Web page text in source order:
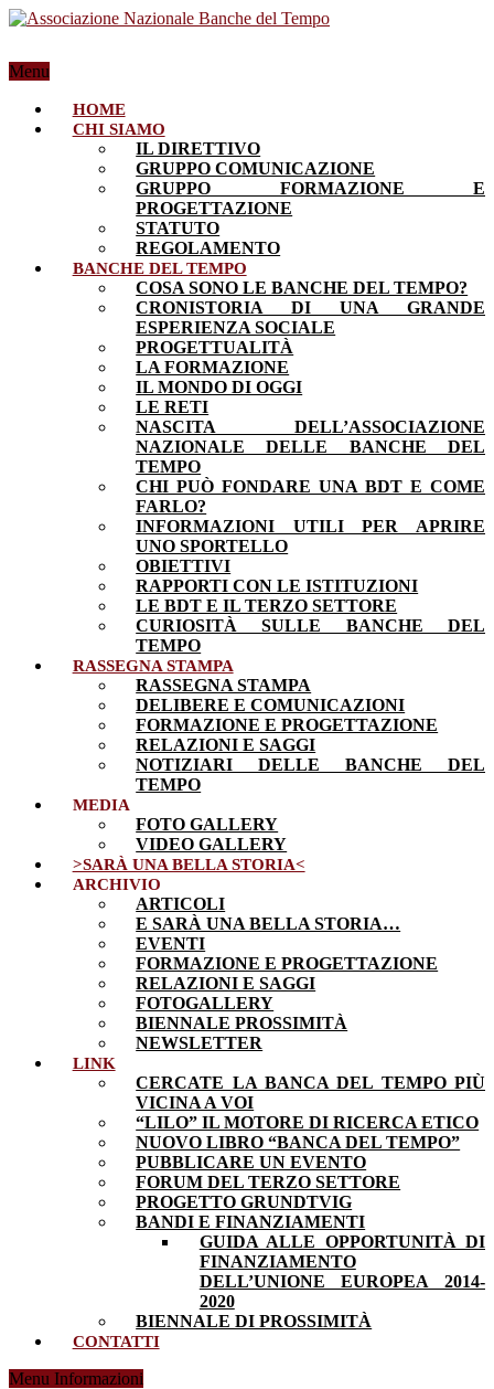
Menu
HOME
CHI SIAMO
IL DIRETTIVO
GRUPPO COMUNICAZIONE
GRUPPO FORMAZIONE E
PROGETTAZIONE
STATUTO
REGOLAMENTO
BANCHE DEL TEMPO
COSA SONO LE BANCHE DEL TEMPO?
CRONISTORIA DI UNA GRANDE
ESPERIENZA SOCIALE
PROGETTUALITÀ
LA FORMAZIONE
IL MONDO DI OGGI
LE RETI
NASCITA DELL’ASSOCIAZIONE
NAZIONALE DELLE BANCHE DEL
TEMPO
CHI PUÒ FONDARE UNA BDT E COME
FARLO?
INFORMAZIONI UTILI PER APRIRE
UNO SPORTELLO
OBIETTIVI
RAPPORTI CON LE ISTITUZIONI
LE BDT E IL TERZO SETTORE
CURIOSITÀ SULLE BANCHE DEL
TEMPO
RASSEGNA STAMPA
RASSEGNA STAMPA
DELIBERE E COMUNICAZIONI
FORMAZIONE E PROGETTAZIONE
RELAZIONI E SAGGI
NOTIZIARI DELLE BANCHE DEL
TEMPO
MEDIA
FOTO GALLERY
VIDEO GALLERY
>SARÀ UNA BELLA STORIA<
ARCHIVIO
ARTICOLI
E SARÀ UNA BELLA STORIA…
EVENTI
FORMAZIONE E PROGETTAZIONE
RELAZIONI E SAGGI
FOTOGALLERY
BIENNALE PROSSIMITÀ
NEWSLETTER
LINK
CERCATE LA BANCA DEL TEMPO PIÙ
VICINA A VOI
“LILO” IL MOTORE DI RICERCA ETICO
NUOVO LIBRO “BANCA DEL TEMPO”
PUBBLICARE UN EVENTO
FORUM DEL TERZO SETTORE
PROGETTO GRUNDTVIG
BANDI E FINANZIAMENTI
GUIDA ALLE OPPORTUNITÀ DI
FINANZIAMENTO
DELL’UNIONE EUROPEA 2014-
2020
BIENNALE DI PROSSIMITÀ
CONTATTI
Menu Informazioni